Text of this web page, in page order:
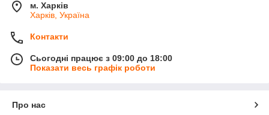
м. Харків
Харків, Україна
Контакти
Сьогодні працює з 09:00 до 18:00
Показати весь графік роботи
Про нас